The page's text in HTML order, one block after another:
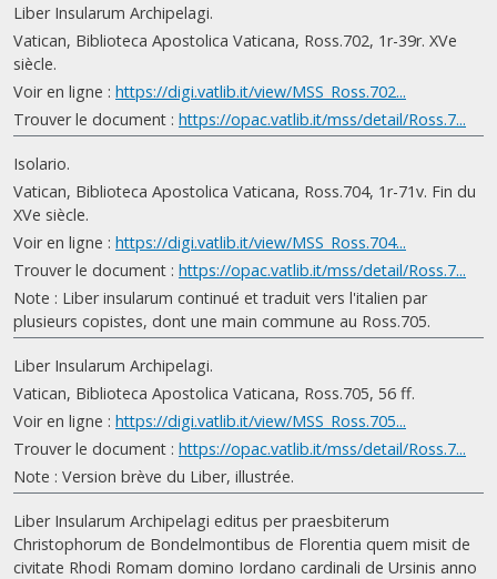
Liber Insularum Archipelagi.
Vatican, Biblioteca Apostolica Vaticana, Ross.702, 1r-39r. XVe
siècle.
Voir en ligne : https://digi.vatlib.it/view/MSS_Ross.702...
Trouver le document : https://opac.vatlib.it/mss/detail/Ross.7...
Isolario.
Vatican, Biblioteca Apostolica Vaticana, Ross.704, 1r-71v. Fin du
XVe siècle.
Voir en ligne : https://digi.vatlib.it/view/MSS_Ross.704...
Trouver le document : https://opac.vatlib.it/mss/detail/Ross.7...
Note : Liber insularum continué et traduit vers l'italien par
plusieurs copistes, dont une main commune au Ross.705.
Liber Insularum Archipelagi.
Vatican, Biblioteca Apostolica Vaticana, Ross.705, 56 ff.
Voir en ligne : https://digi.vatlib.it/view/MSS_Ross.705...
Trouver le document : https://opac.vatlib.it/mss/detail/Ross.7...
Note : Version brève du Liber, illustrée.
Liber Insularum Archipelagi editus per praesbiterum
Christophorum de Bondelmontibus de Florentia quem misit de
civitate Rhodi Romam domino Iordano cardinali de Ursinis anno